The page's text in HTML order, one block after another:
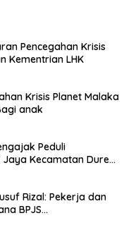
Pencegahan Krisis
Kementrian LHK
Krisis Planet Malaka
anak
Peduli
Kecamatan Duren
Rizal: Pekerja dan
BPJS